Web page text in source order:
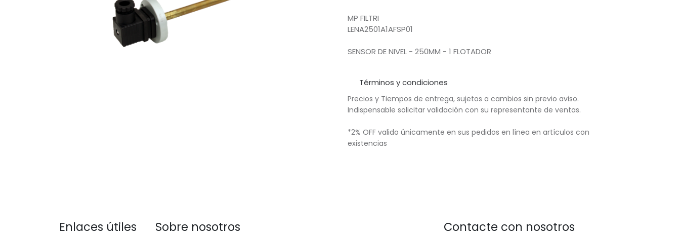
MP FILTRI
LENA2501A1AFSP01
SENSOR DE NIVEL - 250MM - 1 FLOTADOR
Términos y condiciones
Precios y Tiempos de entrega, sujetos a cambios sin previo aviso.
Indispensable solicitar validación con su representante de ventas.
*2% OFF valido únicamente en sus pedidos en línea en artículos con
existencias
Enlaces útiles Sobre nosotros Contacte con nosotros